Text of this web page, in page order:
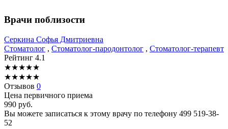
Врачи поблизости
Серкина Софья Дмитриевна
Стоматолог , Стоматолог-пародонтолог , Стоматолог-терапевт
Рейтинг 4.1
★★★★★
★★★★★
Отзывов 0
Цена первичного приема
990 руб.
Вы можете записаться к этому врачу по телефону 499 519-38-
52